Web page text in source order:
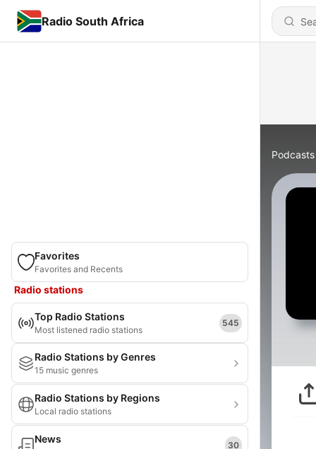
Radio South Africa
Favorites
Favorites and Recents
Radio stations
Top Radio Stations
Most listened radio stations
545
Radio Stations by Genres
15 music genres
Radio Stations by Regions
Local radio stations
News 30
Podcasts